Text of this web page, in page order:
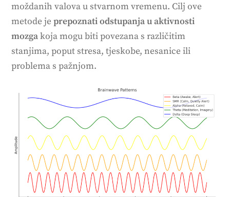
moždanih valova u stvarnom vremenu. Cilj ove
metode jeprepoznati odstupanja u aktivnosti
mozgakoja mogu biti povezana s različitim
stanjima, poput stresa, tjeskobe, nesanice ili
problema s pažnjom.